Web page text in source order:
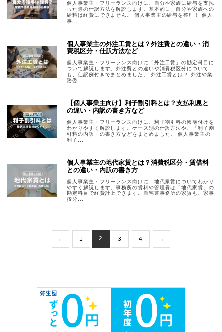
個人事業主・フリーランス向けに、自分や家族に給与を支払
った際の仕訳方法を解説します。基本的に、自分や家族への
給料は経費にできません。 個人事業主の給与を整理！ 個人
事...
個人事業主の外注工賃とは？外注費との違い・消
費税区分・仕訳方法など
個人事業主・フリーランス向けに「外注工賃」の勘定科目に
ついて解説します。外注費との違いや消費税区分について
も、仕訳例付きでまとめました。 外注工賃とは？ 外注や業
務委...
【個人事業主向け】利子割引料とは？支払利息と
の違い・内訳の書き方など
個人事業主・フリーランス向けに、利子割引料の帳簿付けを
わかりやすく解説します。ケース別の仕訳方法や、「利子割
引料の内訳」の書き方などをまとめました。 個人事業主の
利子...
個人事業主の地代家賃とは？消費税区分・賃借料
との違い・内訳の書き方
個人事業主・フリーランス向けに、地代家賃についてわかり
やすく解説します。事務所の賃料や管理費は「地代家賃」の
勘定科目で経費計上できます。自宅兼事務所の家賃も、家事
按分...
← 1 2 3 4 →